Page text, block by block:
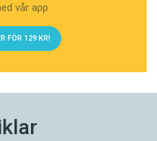
vår app
FÖR 129 KR!